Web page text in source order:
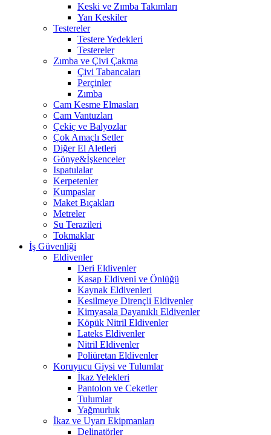
Keski ve Zımba Takımları
Yan Keskiler
Testereler
Testere Yedekleri
Testereler
Zımba ve Çivi Çakma
Çivi Tabancaları
Perçinler
Zımba
Cam Kesme Elmasları
Cam Vantuzları
Çekiç ve Balyozlar
Çok Amaçlı Setler
Diğer El Aletleri
Gönye&İşkenceler
Ispatulalar
Kerpetenler
Kumpaslar
Maket Bıçakları
Metreler
Su Terazileri
Tokmaklar
İş Güvenliği
Eldivenler
Deri Eldivenler
Kasap Eldiveni ve Önlüğü
Kaynak Eldivenleri
Kesilmeye Dirençli Eldivenler
Kimyasala Dayanıklı Eldivenler
Köpük Nitril Eldivenler
Lateks Eldivenler
Nitril Eldivenler
Poliüretan Eldivenler
Koruyucu Giysi ve Tulumlar
İkaz Yelekleri
Pantolon ve Ceketler
Tulumlar
Yağmurluk
İkaz ve Uyarı Ekipmanları
Delinatörler